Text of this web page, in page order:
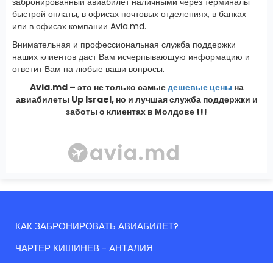
быстрой оплаты, в офисах почтовых отделениях, в банках
или в офисах компании Avia.md.
Внимательная и профессиональная служба поддержки
наших клиентов даст Вам исчерпывающую информацию и
ответит Вам на любые ваши вопросы.
Avia.md – это не только самыедешевые цены на
авиабилеты Up Israel, но и лучшая служба поддержки и
заботы о клиентах в Молдове !!!
КАК ЗАБРОНИРОВАТЬ АВИАБИЛЕТ?
ЧАРТЕР КИШИНЕВ - АНТАЛИЯ